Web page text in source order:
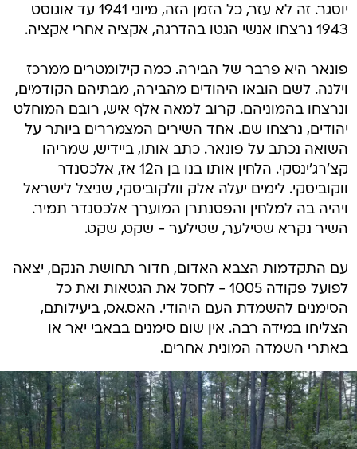
יוסגר. זה לא עזר, כל הזמן הזה, מיוני 1941 עד אוגוסט
1943 נרצחו אנשי הגטו בהדרגה, אקציה אחרי אקציה.
פונאר היא פרבר של הבירה. כמה קילומטרים ממרכז
וילנה. לשם הובאו היהודים מהבירה, מבתיהם הקודמים,
ונרצחו בהמוניהם. קרוב למאה אלף איש, רובם המוחלט
יהודים, נרצחו שם. אחד השירים המצמררים ביותר על
השואה נכתב על פונאר. כתב אותו, ביידיש, שמריהו
קצ'רג'ינסקי. הלחין אותו בנו בן ה12 אז, אלכסנדר
ווקוביסקי. לימים יעלה אלק וולקוביסקי, שניצל לישראל
ויהיה בה למלחין והפסנתרן המוערך אלכסנדר תמיר.
השיר נקרא שטילער, שטילער - שקט, שקט.
עם התקדמות הצבא האדום, חדור תחושת הנקם, יצאה
לפועל פקודה 1005 - לחסל את הגטאות ואת כל
הסימנים להשמדת העם היהודי. האס.אס, ביעילותם,
הצליחו במידה רבה. אין שום סימנים בבאבי יאר או
באתרי השמדה המונית אחרים.